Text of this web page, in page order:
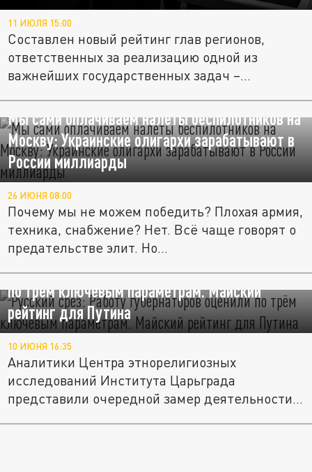
11 ИЮЛЯ 15:00
Составлен новый рейтинг глав регионов,
ответственных за реализацию одной из
важнейших государственных задач –...
Мы сами оплачиваем налёты беспилотников на
Москву: Украинские олигархи зарабатывают в
России миллиарды
26 ИЮНЯ 08:00
Почему мы не можем победить? Плохая армия,
техника, снабжение? Нет. Всё чаще говорят о
предательстве элит. Но...
"Русский срез": Работу губернаторов оценили
по трём ключевым параметрам. Майский
рейтинг для Путина
10 ИЮНЯ 16:35
Аналитики Центра этнорелигиозных
исследований Института Царьграда
представили очередной замер деятельности...